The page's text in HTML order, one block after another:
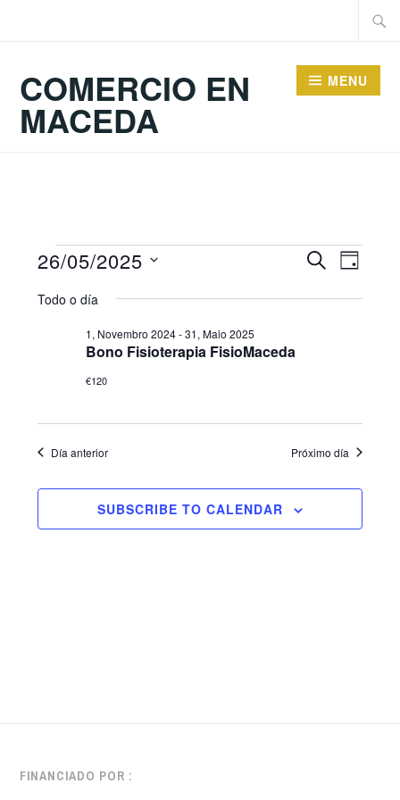
COMERCIO EN
MACEDA
MENU
eventos
for
Maio
2025
de
de
eventos
PROCURAR
de
DAY
26/05/2025
Todo o día
Bono Fisioterapia FisioMaceda
1, Novembro 2024-31, Maio 2025
€120
Día anterior Próximo día
SUBSCRIBE TO CALENDAR
FINANCIADO POR :